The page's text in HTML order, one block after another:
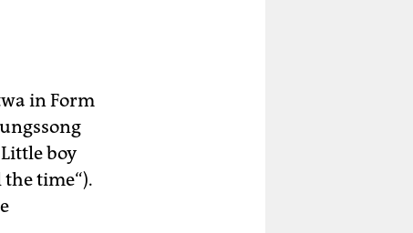
in Form
boy
time“).